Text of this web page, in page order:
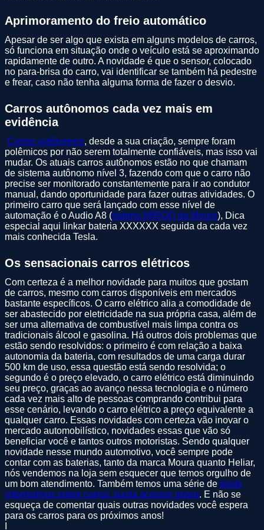
Aprimoramento do freio automático
Apesar de ser algo que exista em alguns modelos de carros,
só funciona em situação onde o veículo está se aproximando
rapidamente de outro. A novidade é que o sensor, colocado
no para-brisa do carro, vai identificar se também há pedestre
e frear, caso não tenha alguma forma de fazer o desvio.
Carros autônomos cada vez mais em
evidência
Carros autônomos, desde a sua criação, sempre foram
polêmicos por não serem totalmente confiáveis, mas isso vai
mudar. Os atuais carros autônomos estão no que chamam
de sistema autônomo nível 3, fazendo com que o carro não
precise ser monitorado constantemente para ir ao condutor
manual, dando oportunidade para fazer outras atividades. O
primeiro carro que será lançado com esse nível de
automação é o Audio A8 (bateria M95QD da Moura), Dica
especial aqui linkar bateria XXXXXX seguida da cada vez
mais conhecida Tesla.
Os sensacionais carros elétricos
Com certeza é a melhor novidade para muitos que gostam
de carros, mesmo com carros disponíveis em mercados
bastante específicos. O carro elétrico alia a comodidade de
ser abastecido por eletricidade na sua própria casa, além de
ser uma alternativa de combustível mais limpa contra os
tradicionais álcool e gasolina. Há outros dois problemas que
estão sendo resolvidos: o primeiro é com relação a baixa
autonomia da bateria, com resultados de uma carga durar
500 km de uso, essa questão está sendo resolvida; o
segundo é o preço elevado, o carro elétrico está diminuindo
seu preço, graças ao avanço nessa tecnologia e o número
cada vez mais alto de pessoas comprando contribui para
esse cenário, levando o carro elétrico a preço equivalente a
qualquer carro. Essas novidades com certeza vão inovar o
mercado automobilístico, novidades essas que vão só
beneficiar você e tantos outros motoristas. Sendo qualquer
novidade nesse mundo automotivo, você sempre pode
contar com as baterias, tanto da marca Moura quanto Heliar,
nós vendemos na loja sem esquecer que temos orgulho de
um bom atendimento. Também temos uma série de posts
informativos sobre carros, basta acessar agora. E não se
esqueça de comentar quais outras novidades você espera
para os carros para os próximos anos!